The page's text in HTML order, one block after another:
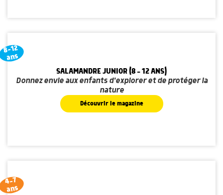
8-12
ans
SALAMANDRE JUNIOR (8 - 12 ANS)
Donnez envie aux enfants d'explorer et de protéger la
nature
Découvrir le magazine
4-7
ans